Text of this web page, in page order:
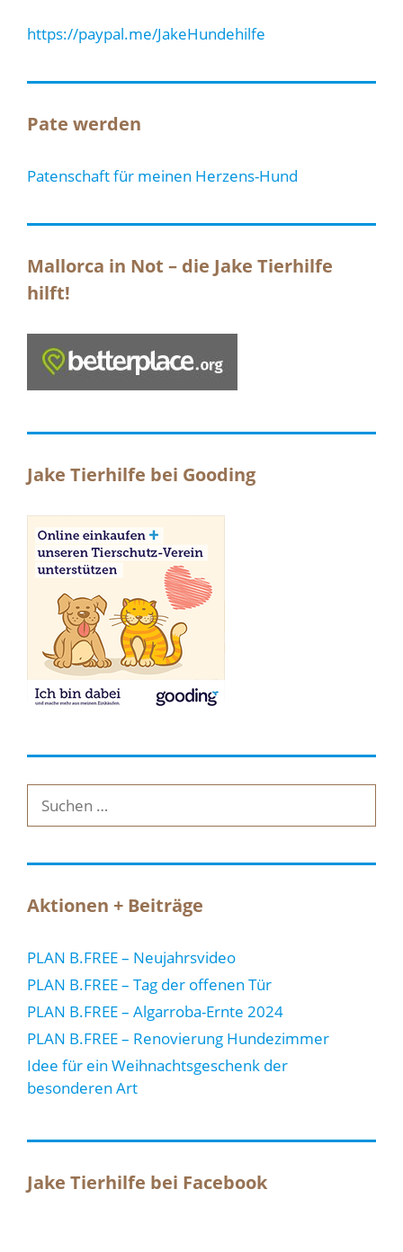
https://paypal.me/JakeHundehilfe
Pate werden
Patenschaft für meinen Herzens-Hund
Mallorca in Not – die Jake Tierhilfe
hilft!
Jake Tierhilfe bei Gooding
Suche
nach:
Aktionen + Beiträge
PLAN B.FREE – Neujahrsvideo
PLAN B.FREE – Tag der offenen Tür
PLAN B.FREE – Algarroba-Ernte 2024
PLAN B.FREE – Renovierung Hundezimmer
Idee für ein Weihnachtsgeschenk der
besonderen Art
Jake Tierhilfe bei Facebook